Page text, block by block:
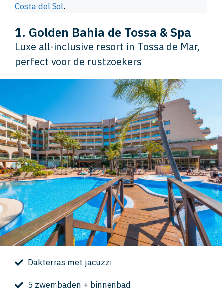
Costa del Sol.
1. Golden Bahia de Tossa & Spa
Luxe all-inclusive resort in Tossa de Mar,
perfect voor de rustzoekers
Dakterras met jacuzzi
5 zwembaden + binnenbad